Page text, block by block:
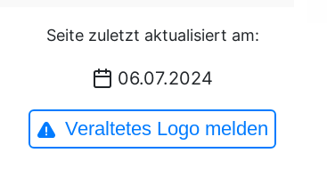
Seite zuletzt aktualisiert am:
06.07.2024
Veraltetes Logo melden